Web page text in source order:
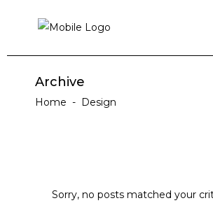
Archive
Home - Design
Sorry, no posts matched your